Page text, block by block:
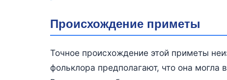
Происхождение приметы
Точное происхождение этой приметы
фольклора предполагают, что она могла